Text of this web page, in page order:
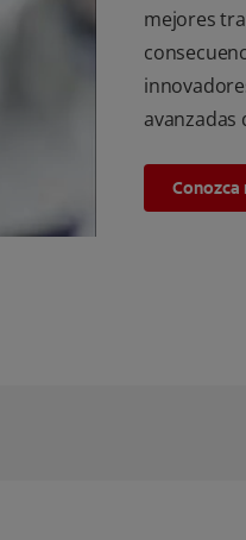
mejores
avanzadas
Conozca